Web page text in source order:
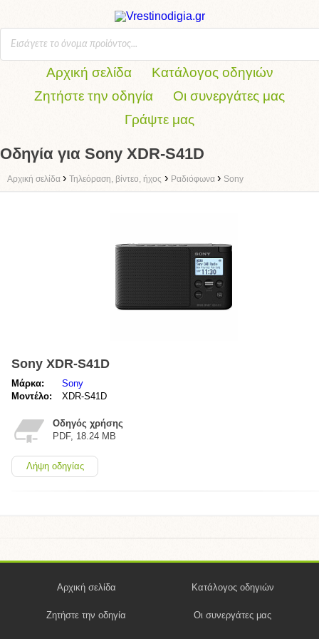
Αρχική σελίδα
Κατάλογος οδηγιών
Ζητήστε την οδηγία
Οι συνεργάτες μας
Γράψτε μας
Οδηγία για Sony XDR-S41D
Αρχική σελίδα › Τηλεόραση, βίντεο, ήχος › Ραδιόφωνα › Sony
Sony XDR-S41D
Μάρκα:
Sony
Μοντέλο:
XDR-S41D
Οδηγός χρήσης
PDF, 18.24 MB
Λήψη οδηγίας
Αρχική σελίδα Κατάλογος οδηγιών
Ζητήστε την οδηγία Οι συνεργάτες μας